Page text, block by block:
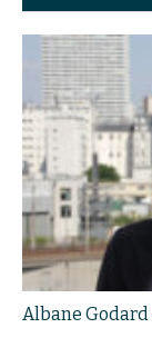
Albane